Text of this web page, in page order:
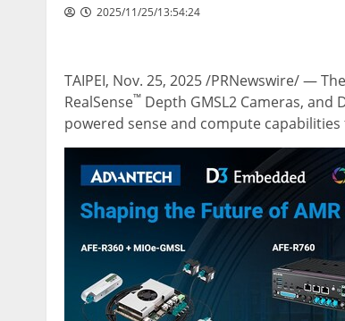
2025/11/25/13:54:24
TAIPEI, Nov. 25, 2025 /PRNewswire/ —
RealSense™ Depth GMSL2 Cameras, and
powered sense and compute